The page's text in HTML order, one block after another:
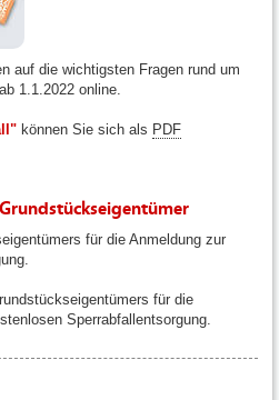
auf die wichtigsten Fragen rund um
1.1.2022 online.
können Sie sich als PDF
für die Anmeldung zur
für die
Sperrabfallentsorgung.